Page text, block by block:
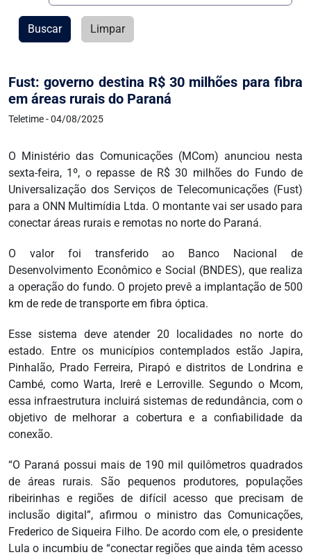
Fust: governo destina R$ 30 milhões para fibra
em áreas rurais do Paraná
Teletime - 04/08/2025
O Ministério das Comunicações (MCom) anunciou nesta
sexta-feira, 1º, o repasse de R$ 30 milhões do Fundo de
Universalização dos Serviços de Telecomunicações (Fust)
para a ONN Multimídia Ltda. O montante vai ser usado para
conectar áreas rurais e remotas no norte do Paraná.
O valor foi transferido ao Banco Nacional de
Desenvolvimento Econômico e Social (BNDES), que realiza
a operação do fundo. O projeto prevê a implantação de 500
km de rede de transporte em fibra óptica.
Esse sistema deve atender 20 localidades no norte do
estado. Entre os municípios contemplados estão Japira,
Pinhalão, Prado Ferreira, Pirapó e distritos de Londrina e
Cambé, como Warta, Irerê e Lerroville. Segundo o Mcom,
essa infraestrutura incluirá sistemas de redundância, com o
objetivo de melhorar a cobertura e a confiabilidade da
conexão.
“O Paraná possui mais de 190 mil quilômetros quadrados
de áreas rurais. São pequenos produtores, populações
ribeirinhas e regiões de difícil acesso que precisam de
inclusão digital”, afirmou o ministro das Comunicações,
Frederico de Siqueira Filho. De acordo com ele, o presidente
Lula o incumbiu de “conectar regiões que ainda têm acesso
Buscar Limpar